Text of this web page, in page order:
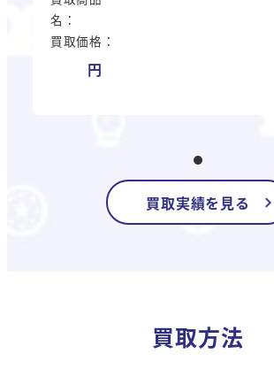
名：
買取価格：
買取実績を見る
買取方法